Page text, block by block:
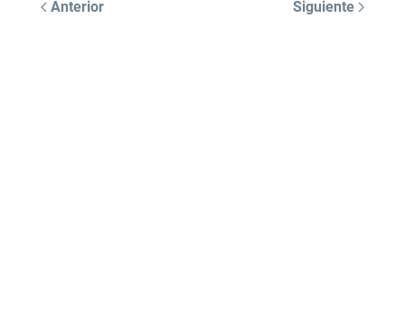
Anterior Siguiente